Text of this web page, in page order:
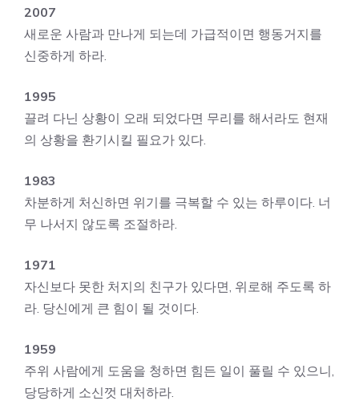
2007
새로운 사람과 만나게 되는데 가급적이면 행동거지를
신중하게 하라.
1995
끌려 다닌 상황이 오래 되었다면 무리를 해서라도 현재
의 상황을 환기시킬 필요가 있다.
1983
차분하게 처신하면 위기를 극복할 수 있는 하루이다. 너
무 나서지 않도록 조절하라.
1971
자신보다 못한 처지의 친구가 있다면, 위로해 주도록 하
라. 당신에게 큰 힘이 될 것이다.
1959
주위 사람에게 도움을 청하면 힘든 일이 풀릴 수 있으니,
당당하게 소신껏 대처하라.